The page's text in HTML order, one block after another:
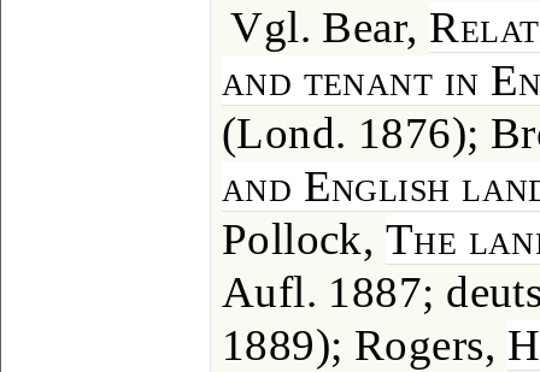
Vgl. Bear,
and tenant in
(Lond. 1876);
and English
Pollock, The
Aufl. 1887;
1889); Rogers,